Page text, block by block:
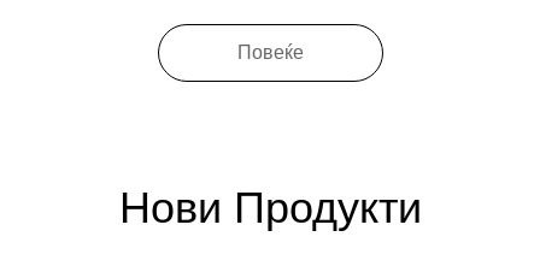
Повеќе
Нови Продукти